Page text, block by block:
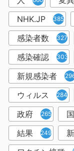
NHK.JP 385
感染者数 327
感染確認 303
新規感染者
ウィルス 284
政府 265
結果 249